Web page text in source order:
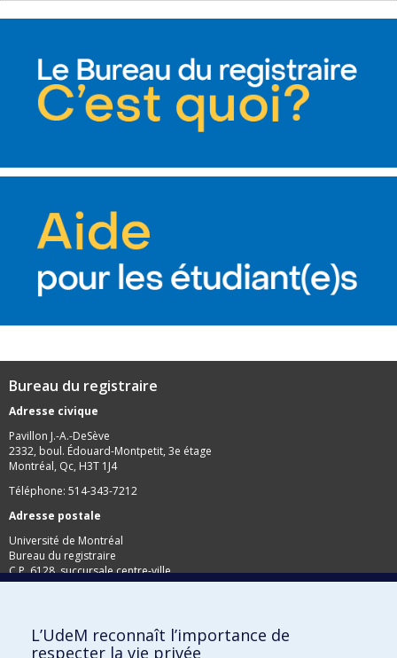
Bureau du registraire
Adresse civique
Pavillon J.-A.-DeSève
2332, boul. Édouard-Montpetit, 3e étage
Montréal, Qc, H3T 1J4
Téléphone: 514-343-7212
Adresse postale
Université de Montréal
Bureau du registraire
C.P. 6128, succursale centre-ville
Montréal, Qc, H3C 3J7
L’UdeM reconnaît l’importance de
respecter la vie privée